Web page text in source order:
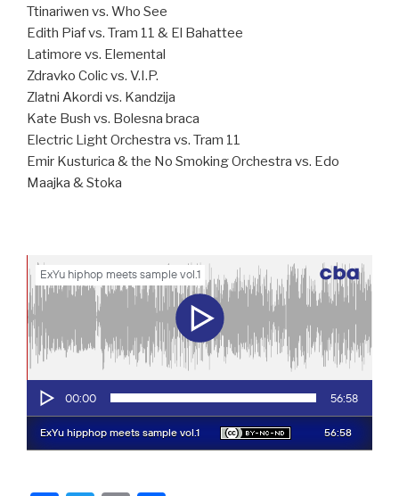
Ttinariwen vs. Who See
Edith Piaf vs. Tram 11 & El Bahattee
Latimore vs. Elemental
Zdravko Colic vs. V.I.P.
Zlatni Akordi vs. Kandzija
Kate Bush vs. Bolesna braca
Electric Light Orchestra vs. Tram 11
Emir Kusturica & the No Smoking Orchestra vs. Edo
Maajka & Stoka